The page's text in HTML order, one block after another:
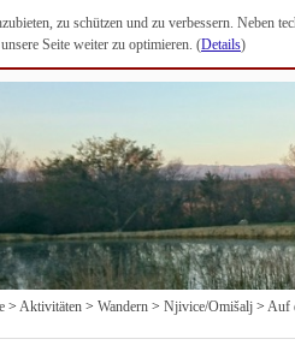
zu schützen und zu verbessern. Neben
Seite weiter zu optimieren. (Details)
> Aktivitäten > Wandern > Njivice/Omišalj > Auf